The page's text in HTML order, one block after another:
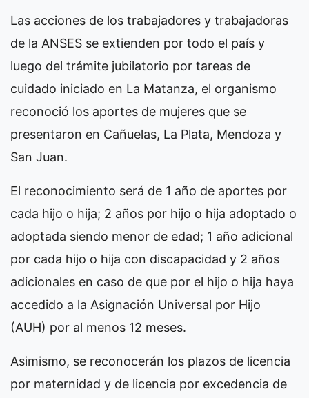
Las acciones de los trabajadores y trabajadoras
de la ANSES se extienden por todo el país y
luego del trámite jubilatorio por tareas de
cuidado iniciado en La Matanza, el organismo
reconoció los aportes de mujeres que se
presentaron en Cañuelas, La Plata, Mendoza y
San Juan.
El reconocimiento será de 1 año de aportes por
cada hijo o hija; 2 años por hijo o hija adoptado o
adoptada siendo menor de edad; 1 año adicional
por cada hijo o hija con discapacidad y 2 años
adicionales en caso de que por el hijo o hija haya
accedido a la Asignación Universal por Hijo
(AUH) por al menos 12 meses.
Asimismo, se reconocerán los plazos de licencia
por maternidad y de licencia por excedencia de